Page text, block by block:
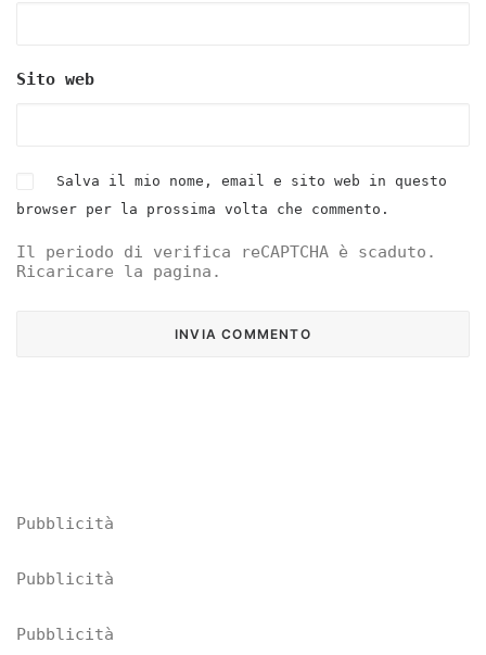
Sito web
Salva il mio nome, email e sito web in questo
browser per la prossima volta che commento.
Il periodo di verifica reCAPTCHA è scaduto.
Ricaricare la pagina.
Pubblicità
Pubblicità
Pubblicità